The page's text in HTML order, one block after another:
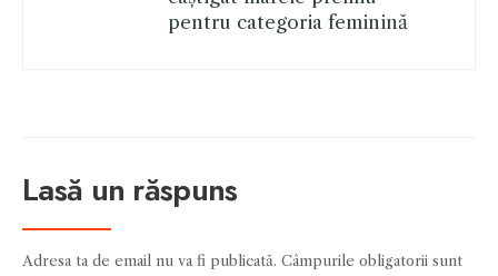
pentru categoria feminină
Lasă un răspuns
Adresa ta de email nu va fi publicată. Câmpurile obligatorii sunt